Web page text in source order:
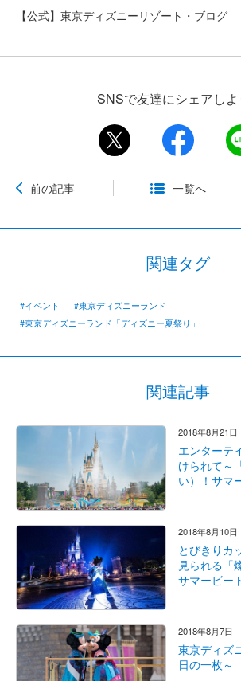
【公式】東京ディズニーリゾート・ブログ
SNSで友達にシェアし
前の記事 一覧へ
関連タグ
#イベント
#東京ディズニーランド
#東京ディズニーランド「ディズニー夏祭り」
関連記事
2018年8月21日
エンターテ
けられて～
い）！サマ
2018年8月10日
とびきりカ
見られる「
サマービー
2018年8月7日
東京ディズ
日の一枚～